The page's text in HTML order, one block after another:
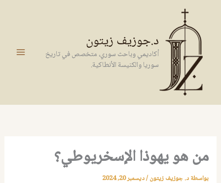
المحتوى
د.جوزيف زيتون
أكاديمي وباحث سوري، متخصص في تاريخ
سوريا والكنيسة الأنطاكية.
من هو يهوذا الإسخريوطي؟
بواسطةد. جوزيف زيتون/ديسمبر 20, 2024